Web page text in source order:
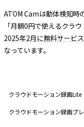
ATOM Camは動体検知時
「月額0円で使えるクラ
2025年2月に無料サービ
なっています。
クラウドモーション録画Lite
クラウドモーション録画プ